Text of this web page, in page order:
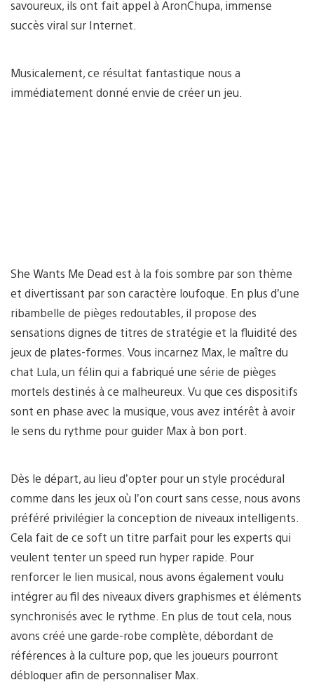
savoureux, ils ont fait appel à AronChupa, immense
succès viral sur Internet.
Musicalement, ce résultat fantastique nous a
immédiatement donné envie de créer un jeu.
She Wants Me Dead est à la fois sombre par son thème
et divertissant par son caractère loufoque. En plus d’une
ribambelle de pièges redoutables, il propose des
sensations dignes de titres de stratégie et la fluidité des
jeux de plates-formes. Vous incarnez Max, le maître du
chat Lula, un félin qui a fabriqué une série de pièges
mortels destinés à ce malheureux. Vu que ces dispositifs
sont en phase avec la musique, vous avez intérêt à avoir
le sens du rythme pour guider Max à bon port.
Dès le départ, au lieu d’opter pour un style procédural
comme dans les jeux où l’on court sans cesse, nous avons
préféré privilégier la conception de niveaux intelligents.
Cela fait de ce soft un titre parfait pour les experts qui
veulent tenter un speed run hyper rapide. Pour
renforcer le lien musical, nous avons également voulu
intégrer au fil des niveaux divers graphismes et éléments
synchronisés avec le rythme. En plus de tout cela, nous
avons créé une garde-robe complète, débordant de
références à la culture pop, que les joueurs pourront
débloquer afin de personnaliser Max.